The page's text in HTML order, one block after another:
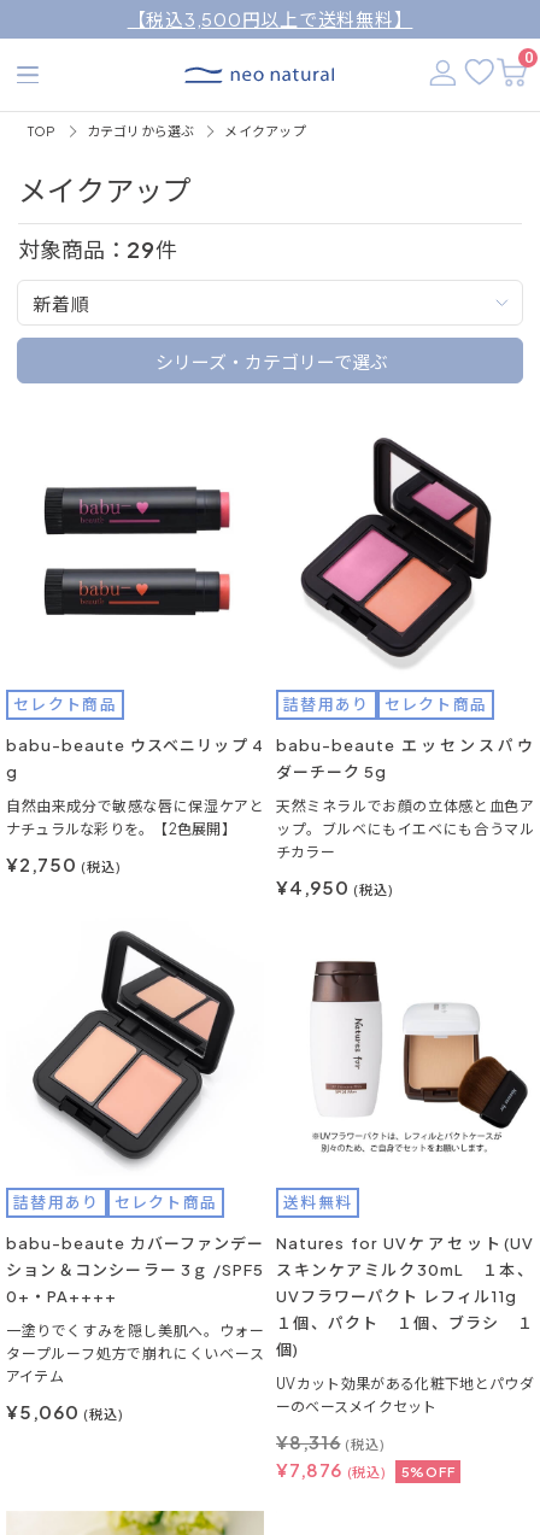
【税込3,500円以上で送料無料】
0
TOP カテゴリから選ぶ メイクアップ
メイクアップ
対象商品： 29件
新着順
シリーズ・カテゴリーで選ぶ
セレクト商品
babu-beaute ウスベニリップ 4
g
自然由来成分で敏感な唇に保湿ケアと
ナチュラルな彩りを。【2色展開】
¥2,750 (税込)
詰替用あり セレクト商品
babu-beaute エッセンスパウ
ダーチーク 5g
天然ミネラルでお顔の立体感と血色ア
ップ。ブルベにもイエベにも合うマル
チカラー
¥4,950 (税込)
詰替用あり セレクト商品
babu-beaute カバーファンデー
ション＆コンシーラー 3ｇ /SPF5
0+・PA++++
一塗りでくすみを隠し美肌へ。ウォー
タープルーフ処方で崩れにくいベース
アイテム
¥5,060 (税込)
送料無料
Natures for UVケアセット(UV
スキンケアミルク30mL １本、
UVフラワーパクト レフィル11g
１個、パクト １個、ブラシ １
個)
UVカット効果がある化粧下地とパウダ
ーのベースメイクセット
¥7,876 (税込) 5%OFF
¥8,316 (税込)